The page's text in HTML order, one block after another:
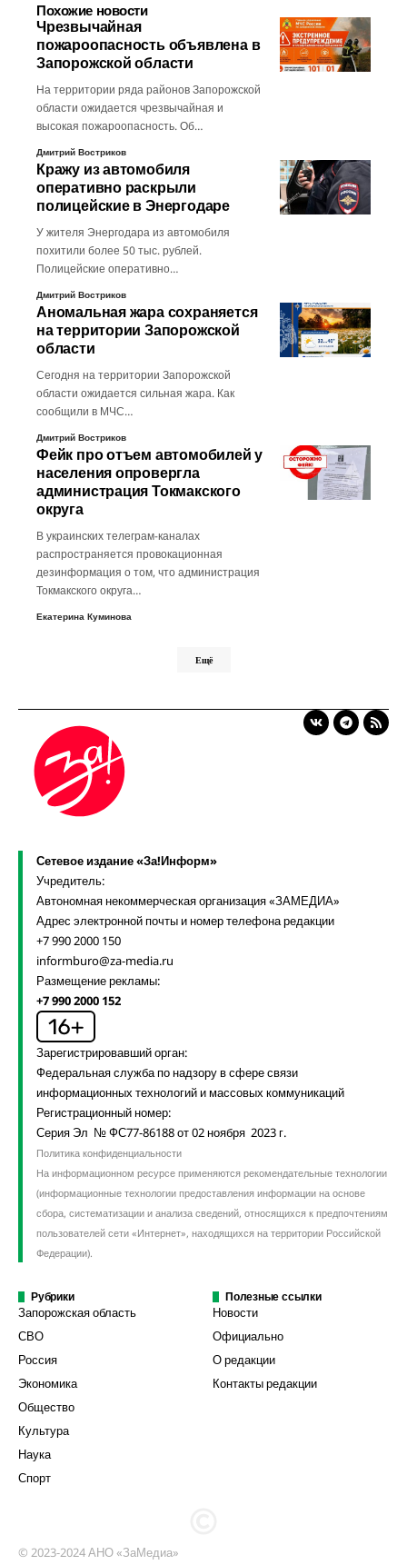
Похожие новости
Чрезвычайная
пожароопасность объявлена в
Запорожской области
На территории ряда районов Запорожской
области ожидается чрезвычайная и
высокая пожароопасность. Об…
Дмитрий Востриков
Кражу из автомобиля
оперативно раскрыли
полицейские в Энергодаре
У жителя Энергодара из автомобиля
похитили более 50 тыс. рублей.
Полицейские оперативно…
Дмитрий Востриков
Аномальная жара сохраняется
на территории Запорожской
области
Сегодня на территории Запорожской
области ожидается сильная жара. Как
сообщили в МЧС…
Дмитрий Востриков
Фейк про отъем автомобилей у
населения опровергла
администрация Токмакского
округа
В украинских телеграм-каналах
распространяется провокационная
дезинформация о том, что администрация
Токмакского округа…
Екатерина Куминова
Ещё
Сетевое издание «За!Информ»
Учредитель:
Автономная некоммерческая организация «ЗАМЕДИА»
Адрес электронной почты и номер телефона редакции
+7 990 2000 150
informburo@za-media.ru
Размещение рекламы:
+7 990 2000 152
Зарегистрировавший орган:
Федеральная служба по надзору в сфере связи
информационных технологий и массовых коммуникаций
Регистрационный номер:
Серия Эл № ФС77-86188 от 02 ноября 2023 г.
Политика конфиденциальности
На информационном ресурсе применяются рекомендательные технологии
(информационные технологии предоставления информации на основе
сбора, систематизации и анализа сведений, относящихся к предпочтениям
пользователей сети «Интернет», находящихся на территории Российской
Федерации).
Рубрики
Запорожская область
СВО
Россия
Экономика
Общество
Культура
Наука
Спорт
Полезные ссылки
Новости
Официально
О редакции
Контакты редакции
© 2023-2024 АНО «ЗаМедиа»